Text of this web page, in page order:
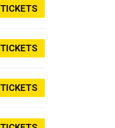
TICKETS
TICKETS
TICKETS